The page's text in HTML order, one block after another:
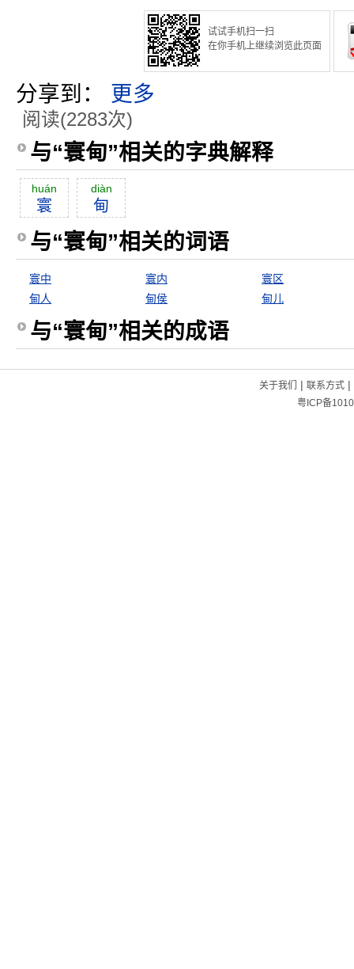
试试手机扫一扫
在你手机上继续浏览此页面
分享到： 更多
阅读(2283次)
与“寰甸”相关的字典解释
huán
寰
diàn
甸
与“寰甸”相关的词语
寰中 寰内
寰区
甸人
甸侯 甸儿
与“寰甸”相关的成语
关于我们 | 联系方式|
粤ICP备